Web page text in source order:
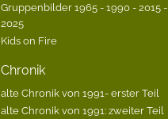
Gruppenbilder 1965 - 1990 - 2015 -
2025
Kids on Fire
Chronik
alte Chronik von 1991- erster Teil
alte Chronik von 1991: zweiter Teil